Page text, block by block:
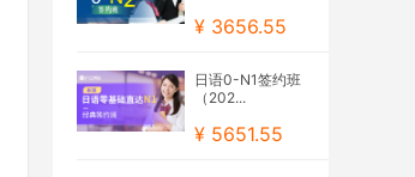
¥ 3656.55
日语0-N1签约班
（202...
¥ 5651.55